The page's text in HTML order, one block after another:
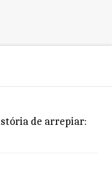
de arrepiar: